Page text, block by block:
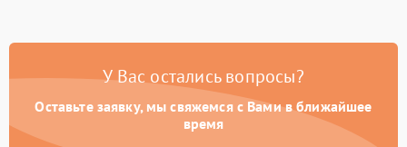
У Вас остались вопросы?
Оставьте заявку, мы свяжемся с Вами в ближайшее
время